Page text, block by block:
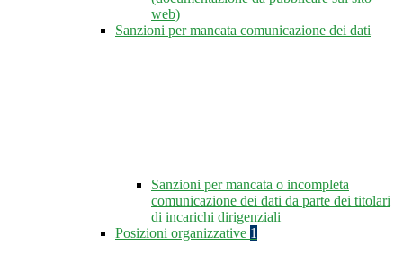
web)
Sanzioni per mancata comunicazione dei dati
Sanzioni per mancata o incompleta
comunicazione dei dati da parte dei titolari
di incarichi dirigenziali
Posizioni organizzative 1